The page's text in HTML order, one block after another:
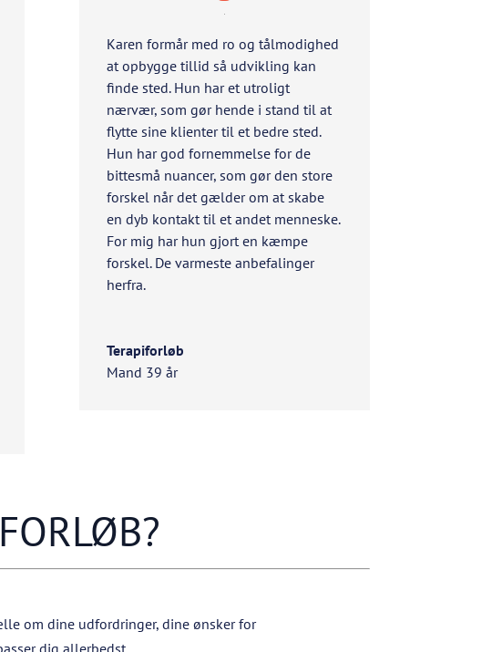
Karen formår med ro og tålmodighed
at opbygge tillid så udvikling kan
finde sted. Hun har et utroligt
nærvær, som gør hende i stand til at
flytte sine klienter til et bedre sted.
Hun har god fornemmelse for de
bittesmå nuancer, som gør den store
forskel når det gælder om at skabe
en dyb kontakt til et andet menneske.
For mig har hun gjort en kæmpe
forskel. De varmeste anbefalinger
herfra.
Terapiforløb
Mand 39 år
om dine udfordringer, dine ønsker for
dig allerbedst.